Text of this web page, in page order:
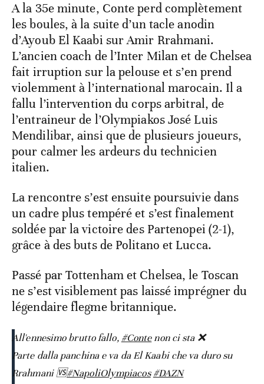
A la 35e minute, Conte perd complètement
les boules, à la suite d’un tacle anodin
d’Ayoub El Kaabi sur Amir Rrahmani.
L’ancien coach de l’Inter Milan et de Chelsea
fait irruption sur la pelouse et s’en prend
violemment à l’international marocain. Il a
fallu l’intervention du corps arbitral, de
l’entraineur de l’Olympiakos José Luis
Mendilibar, ainsi que de plusieurs joueurs,
pour calmer les ardeurs du technicien
italien.
La rencontre s’est ensuite poursuivie dans
un cadre plus tempéré et s’est finalement
soldée par la victoire des Partenopei (2-1),
grâce à des buts de Politano et Lucca.
Passé par Tottenham et Chelsea, le Toscan
ne s’est visiblement pas laissé imprégner du
légendaire flegme britannique.
All'ennesimo brutto fallo, #Contenon ci sta ❌
Parte dalla panchina e va da El Kaabi che va duro su
Rrahmani 🆚#NapoliOlympiacos #DAZN